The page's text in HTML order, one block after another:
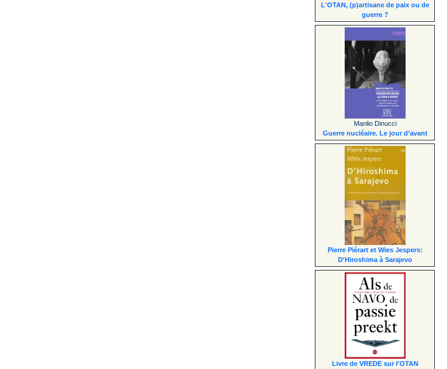
L'OTAN, (p)artisane de paix ou de
guerre ?
Manlio Dinucci
Guerre nucléaire. Le jour d’avant
Pierre Piérart et Wies Jespers:
D'Hiroshima à Sarajevo
Livre de VREDE sur l'OTAN